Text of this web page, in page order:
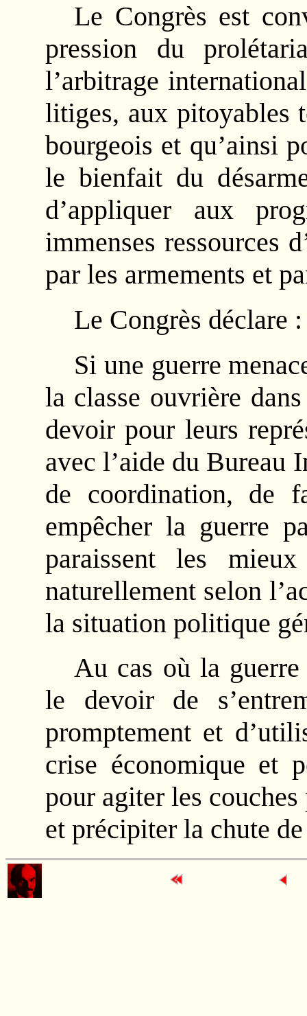
Le Congrès est
pression du
l’arbitrage
litiges, aux pitoyables
bourgeois et qu’ainsi
le bienfait du
d’appliquer aux
immenses ressources
par les armements et
Le Congrès déclare :
Si une guerre
la classe ouvrière
devoir pour leurs
avec l’aide du Bureau
de coordination, de
empêcher la guerre
paraissent les
naturellement selon
la situation politique
Au cas où la
le devoir de
promptement et
crise économique et
pour agiter les
et précipiter la chute